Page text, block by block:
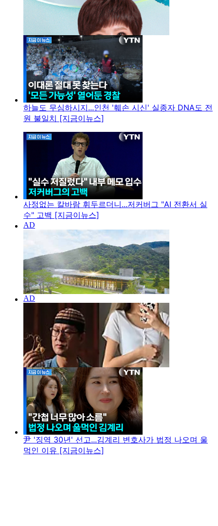
하늘도 무심하시지...인천 '훼손 시신' 실종자 DNA도 전
원 불일치 [지금이뉴스]
사정없는 칼바람 휘두르더니...저커버그 "AI 전환서 실
수" 고백 [지금이뉴스]
尹 '징역 30년' 선고...김계리 변호사가 법정 나오며 울
먹인 이유 [지금이뉴스]